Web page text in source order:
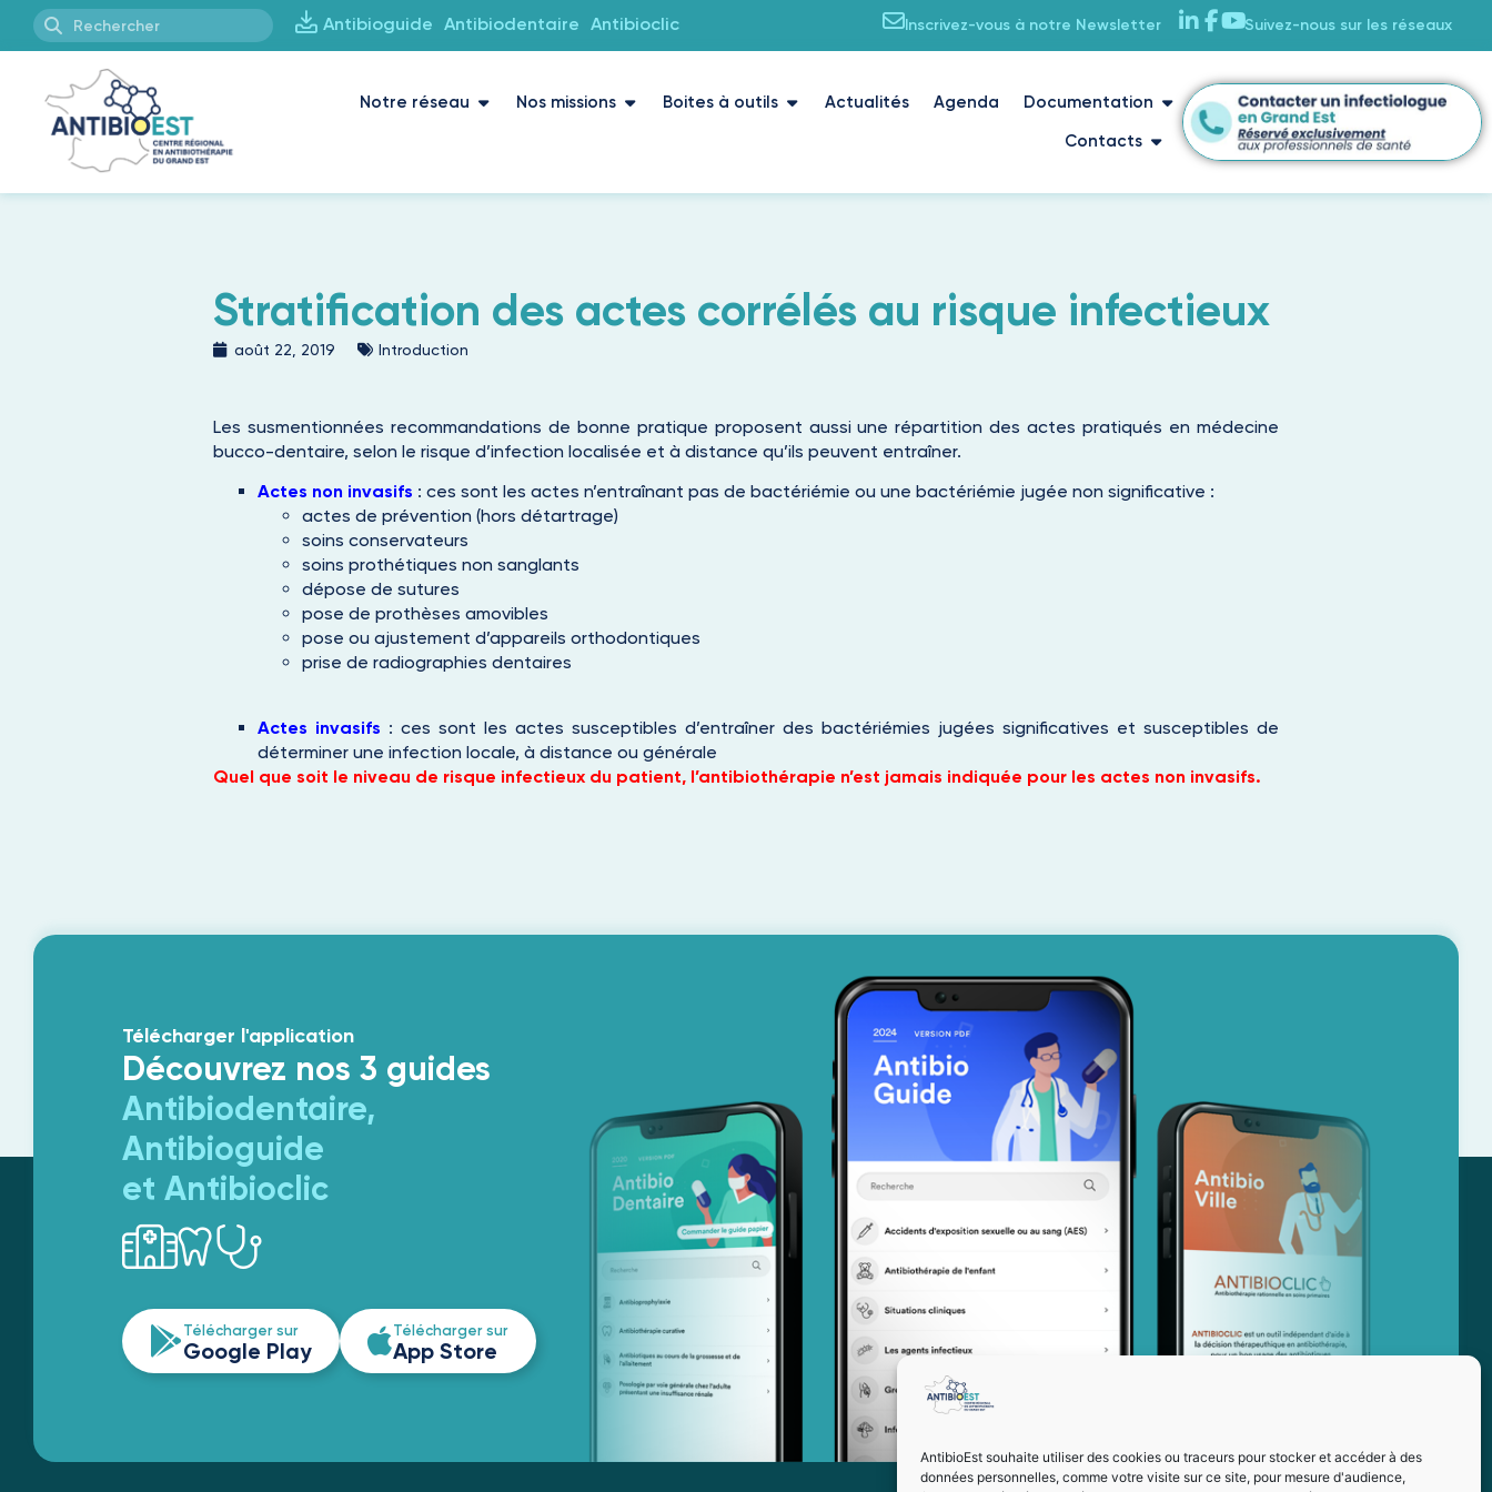
AntibioEst souhaite utiliser des cookies ou traceurs pour stocker et accéder à des
données personnelles, comme votre visite sur ce site, pour mesure d'audience,
Antibioguide Antibiodentaire Antibioclic Inscrivez-vous à notre Newsletter Suivez-nous sur les réseaux
Notre réseau Nos missions Boites à outils Actualités Agenda
Documentation
Contacts
Stratification des actes corrélés au risque infectieux
août 22, 2019 Introduction
Les susmentionnées recommandations de bonne pratique proposent aussi une répartition des actes pratiqués en médecine
bucco-dentaire, selon le risque d’infection localisée et à distance qu’ils peuvent entraîner.
Actes non invasifs : ces sont les actes n’entraînant pas de bactériémie ou une bactériémie jugée non significative :
actes de prévention (hors détartrage)
soins conservateurs
soins prothétiques non sanglants
dépose de sutures
pose de prothèses amovibles
pose ou ajustement d’appareils orthodontiques
prise de radiographies dentaires
Actes invasifs : ces sont les actes susceptibles d’entraîner des bactériémies jugées significatives et susceptibles de
déterminer une infection locale, à distance ou générale
Quel que soit le niveau de risque infectieux du patient, l’antibiothérapie n’est jamais indiquée pour les actes non invasifs.
Télécharger l'application
Découvrez nos 3 guides
Antibiodentaire,
Antibioguide
et Antibioclic
Télécharger sur
Google Play
Télécharger sur
App Store